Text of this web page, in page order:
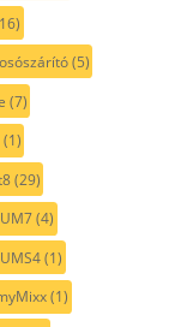
(5)
(7)
(1)
(29)
(4)
(1)
(1)